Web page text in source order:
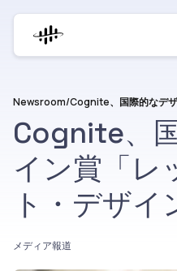
Newsroom/
Cognite、
イン賞「レ
ト・デザイ
メディア報道